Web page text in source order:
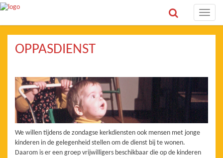
Toggle
OPPASDIENST
We willen tijdens de zondagse kerkdiensten ook mensen met jonge
kinderen in de gelegenheid stellen om de dienst bij te wonen.
Daarom is er een groep vrijwilligers beschikbaar die op de kinderen